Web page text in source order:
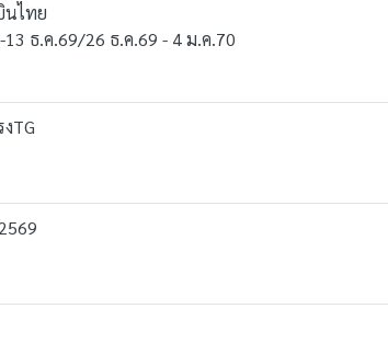
นไทย
ธ.ค.69/26 ธ.ค.69 - 4 ม.ค.70
TG